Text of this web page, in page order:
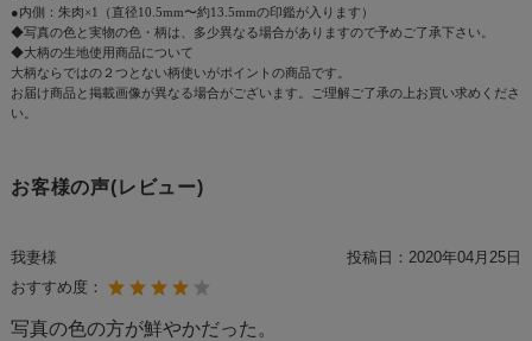
●内側：朱肉×1（直径10.5mm〜約13.5mmの印鑑が入ります）
◆写真の色と実物の色・柄は、多少異なる場合がありますので予めご了承下さい。
◆大柄の生地使用商品について
大柄ならではの２つとない柄使いがポイントの商品です。
お届け商品と掲載画像が異なる場合がございます。ご理解ご了承の上お買い求めくださ
い。
お客様の声(レビュー)
我妻様 投稿日： 2020年04月25日
おすすめ度：
写真の色の方が鮮やかだった。